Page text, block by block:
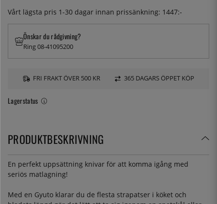
Vårt lägsta pris 1-30 dagar innan prissänkning: 1447:-
Lagerstatus
Önskar du rådgivning?
Ring 08-41095200
FRI FRAKT ÖVER 500 KR 365 DAGARS ÖPPET KÖP
PRODUKTBESKRIVNING
En perfekt uppsättning knivar för att komma igång med
seriös matlagning!
Med en Gyuto klarar du de flesta strapatser i köket och